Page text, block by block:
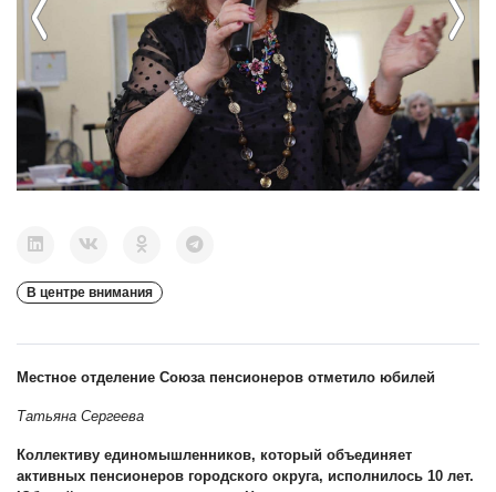
Previous Next
В центре внимания
Местное отделение Союза пенсионеров отметило юбилей
Татьяна Сергеева
Коллективу единомышленников, который объединяет
активных пенсионеров городского округа, исполнилось 10 лет.